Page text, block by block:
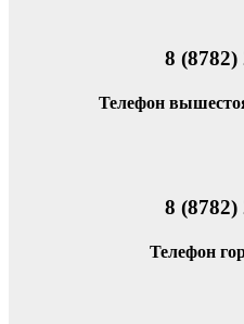
8 (8782)
Телефон
8 (8782)
Телефон